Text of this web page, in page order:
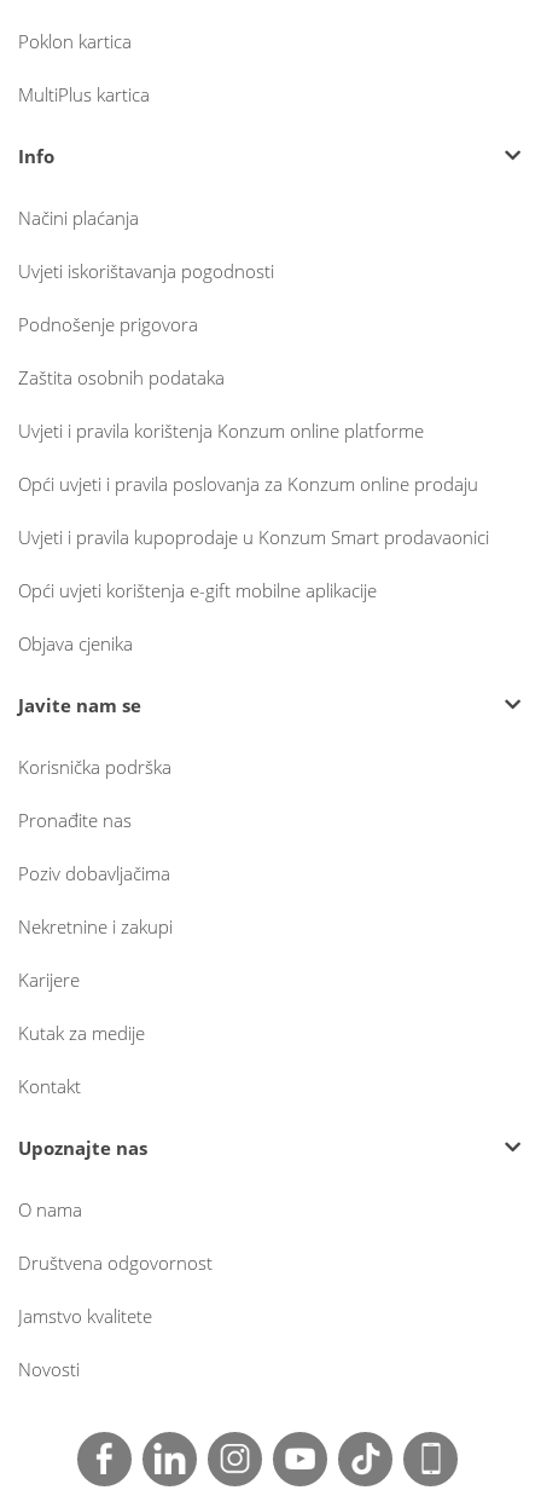
Poklon kartica
MultiPlus kartica
Info
Načini plaćanja
Uvjeti iskorištavanja pogodnosti
Podnošenje prigovora
Zaštita osobnih podataka
Uvjeti i pravila korištenja Konzum online platforme
Opći uvjeti i pravila poslovanja za Konzum online prodaju
Uvjeti i pravila kupoprodaje u Konzum Smart prodavaonici
Opći uvjeti korištenja e-gift mobilne aplikacije
Objava cjenika
Javite nam se
Korisnička podrška
Pronađite nas
Poziv dobavljačima
Nekretnine i zakupi
Karijere
Kutak za medije
Kontakt
Upoznajte nas
O nama
Društvena odgovornost
Jamstvo kvalitete
Novosti